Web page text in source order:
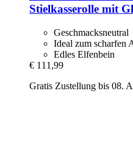
Stielkasserolle mit
Geschmacksneutral
Ideal zum scharfen
Edles Elfenbein
€ 111,99
Gratis Zustellung bis 08.